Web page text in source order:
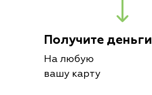
Получите деньги
На любую
вашу карту